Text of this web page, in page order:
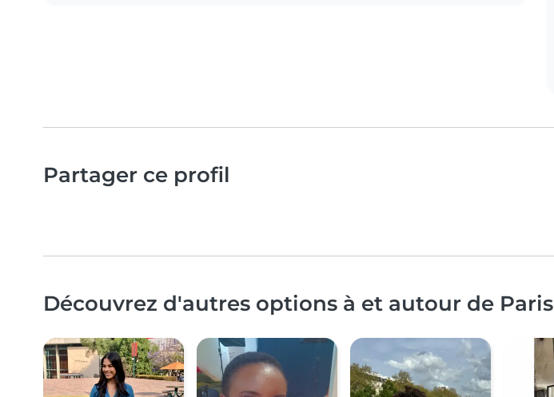
Partager ce profil
Découvrez d'autres options à et autour de Paris